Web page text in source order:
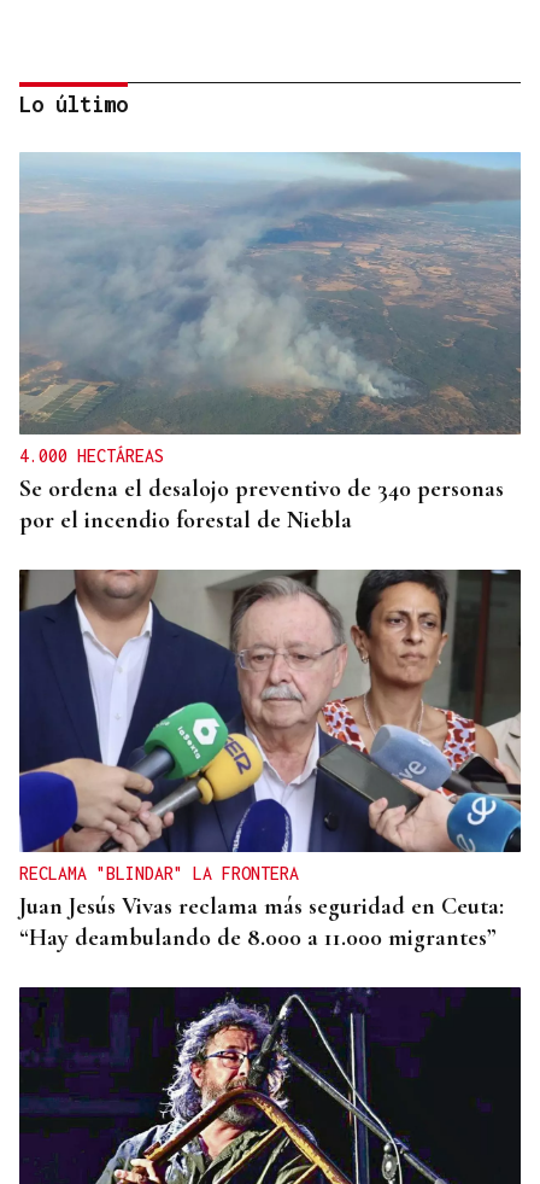
RESPUESTA INMEDIATA
España comienza a aplicar controles a los viajeros
procedentes de Italia
Lo último
4.000 HECTÁREAS
Se ordena el desalojo preventivo de 340 personas
por el incendio forestal de Niebla
RECLAMA "BLINDAR" LA FRONTERA
Juan Jesús Vivas reclama más seguridad en Ceuta:
“Hay deambulando de 8.000 a 11.000 migrantes”